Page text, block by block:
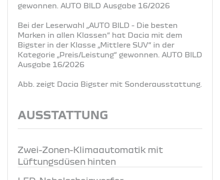
gewonnen. AUTO BILD Ausgabe 16/2026
Bei der Leserwahl „AUTO BILD - Die besten
Marken in allen Klassen“ hat Dacia mit dem
Bigster in der Klasse „Mittlere SUV“ in der
Kategorie „Preis/Leistung“ gewonnen. AUTO BILD
Ausgabe 16/2026
Abb. zeigt Dacia Bigster mit Sonderausstattung.
AUSSTATTUNG
Zwei-Zonen-Klimaautomatik mit
Lüftungsdüsen hinten